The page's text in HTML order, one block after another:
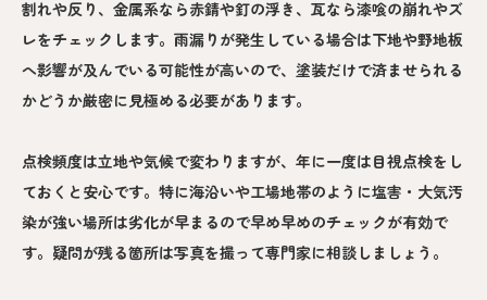
割れや反り、金属系なら赤錆や釘の浮き、瓦なら漆喰の崩れやズ
レをチェックします。雨漏りが発生している場合は下地や野地板
へ影響が及んでいる可能性が高いので、塗装だけで済ませられる
かどうか厳密に見極める必要があります。
点検頻度は立地や気候で変わりますが、年に一度は目視点検をし
ておくと安心です。特に海沿いや工場地帯のように塩害・大気汚
染が強い場所は劣化が早まるので早め早めのチェックが有効で
す。疑問が残る箇所は写真を撮って専門家に相談しましょう。